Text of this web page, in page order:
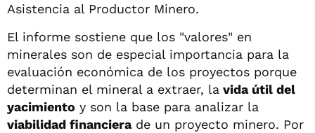
Asistencia al Productor Minero.
El informe sostiene que los "valores" en
minerales son de especial importancia para la
evaluación económica de los proyectos porque
determinan el mineral a extraer, la vida útil del
yacimiento y son la base para analizar la
viabilidad financierade un proyecto minero. Por